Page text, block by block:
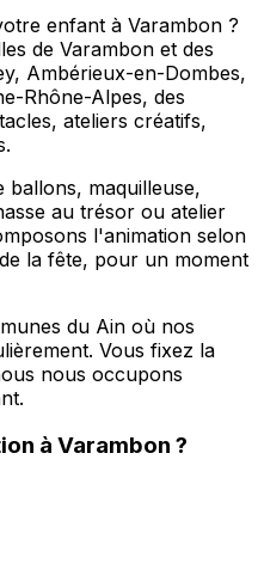
enfant à Varambon ?
de Varambon et des
Ambérieux-en-Dombes,
Rhône-Alpes, des
ateliers créatifs,
maquilleuse,
au trésor ou atelier
l'animation selon
la fête, pour un moment
du Ain où nos
Vous fixez la
nous occupons
à Varambon ?